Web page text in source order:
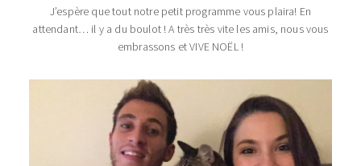
J’espère que tout notre petit programme vous plaira! En
attendant… il y a du boulot ! A très très vite les amis, nous vous
embrassons et VIVE NOËL !